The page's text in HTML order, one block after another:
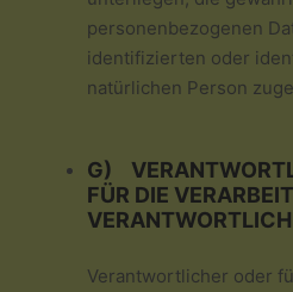
personenbezogenen
identifizierten oder
natürlichen Person
G)
FÜR DIE
Verantwortlicher oder